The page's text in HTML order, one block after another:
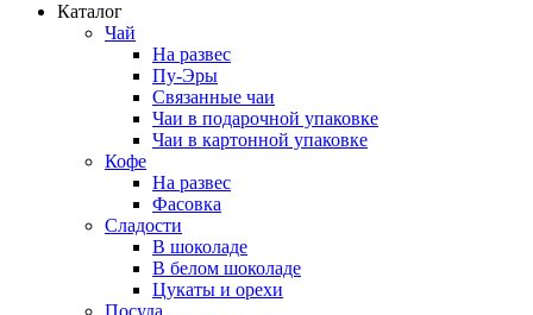
Каталог
Чай
На развес
Пу-Эры
Связанные чаи
Чаи в подарочной упаковке
Чаи в картонной упаковке
Кофе
На развес
Фасовка
Сладости
В шоколаде
В белом шоколаде
Цукаты и орехи
Посуда